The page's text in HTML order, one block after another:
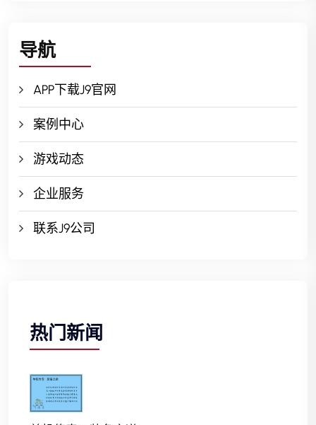
导航
APP下载J9官网
案例中心
游戏动态
企业服务
联系J9公司
热门新闻